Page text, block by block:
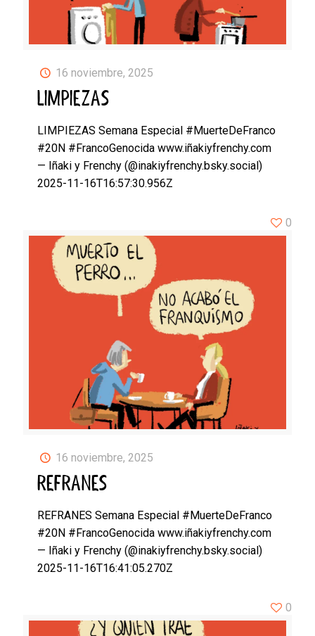
16 noviembre, 2025
LIMPIEZAS
LIMPIEZAS Semana Especial #MuerteDeFranco
#20N #FrancoGenocida www.iñakiyfrenchy.com
— Iñaki y Frenchy (@inakiyfrenchy.bsky.social)
2025-11-16T16:57:30.956Z
16 noviembre, 2025
REFRANES
REFRANES Semana Especial #MuerteDeFranco
#20N #FrancoGenocida www.iñakiyfrenchy.com
— Iñaki y Frenchy (@inakiyfrenchy.bsky.social)
2025-11-16T16:41:05.270Z
0
0